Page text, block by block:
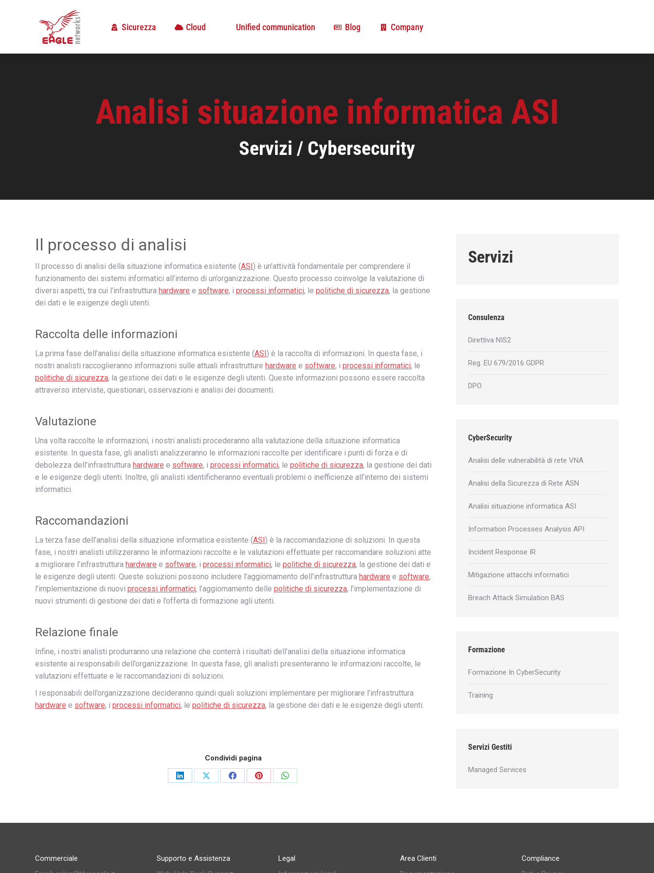
Sicurezza Cloud Unified communication Blog Company
Analisi situazione informatica ASI
Servizi / Cybersecurity
Il processo di analisi
Il processo di analisi della situazione informatica esistente (ASI) è un’attività fondamentale per comprendere il
funzionamento dei sistemi informatici all’interno di un’organizzazione. Questo processo coinvolge la valutazione di
diversi aspetti, tra cui l’infrastruttura hardware e software, i processi informatici, le politiche di sicurezza, la gestione
dei dati e le esigenze degli utenti.
Raccolta delle informazioni
La prima fase dell’analisi della situazione informatica esistente (ASI) è la raccolta di informazioni. In questa fase, i
nostri analisti raccoglieranno informazioni sulle attuali infrastrutture hardware e software, i processi informatici, le
politiche di sicurezza, la gestione dei dati e le esigenze degli utenti. Queste informazioni possono essere raccolta
attraverso interviste, questionari, osservazioni e analisi dei documenti.
Valutazione
Una volta raccolte le informazioni, i nostri analisti procederanno alla valutazione della situazione informatica
esistente. In questa fase, gli analisti analizzeranno le informazioni raccolte per identificare i punti di forza e di
debolezza dell’infrastruttura hardware e software, i processi informatici, le politiche di sicurezza, la gestione dei dati
e le esigenze degli utenti. Inoltre, gli analisti identificheranno eventuali problemi o inefficienze all’interno dei sistemi
informatici.
Raccomandazioni
La terza fase dell’analisi della situazione informatica esistente (ASI) è la raccomandazione di soluzioni. In questa
fase, i nostri analisti utilizzeranno le informazioni raccolte e le valutazioni effettuate per raccomandare soluzioni atte
a migliorare l’infrastruttura hardware e software, i processi informatici, le politiche di sicurezza, la gestione dei dati e
le esigenze degli utenti. Queste soluzioni possono includere l’aggiornamento dell’infrastruttura hardware e software,
l’implementazione di nuovi processi informatici, l’aggiornamento delle politiche di sicurezza, l’implementazione di
nuovi strumenti di gestione dei dati e l’offerta di formazione agli utenti.
Relazione finale
Infine, i nostri analisti produrranno una relazione che conterrà i risultati dell’analisi della situazione informatica
esistente ai responsabili dell’organizzazione. In questa fase, gli analisti presenteranno le informazioni raccolte, le
valutazioni effettuate e le raccomandazioni di soluzioni.
I responsabili dell’organizzazione decideranno quindi quali soluzioni implementare per migliorare l’infrastruttura
hardware e software, i processi informatici, le politiche di sicurezza, la gestione dei dati e le esigenze degli utenti.
Condividi pagina
Servizi
Consulenza
Direttiva NIS2
Reg. EU 679/2016 GDPR
DPO
CyberSecurity
Analisi delle vulnerabilità di rete VNA
Analisi della Sicurezza di Rete ASN
Analisi situazione informatica ASI
Information Processes Analysis API
Incident Response IR
Mitigazione attacchi informatici
Breach Attack Simulation BAS
Formazione
Formazione In CyberSecurity
Training
Servizi Gestiti
Managed Services
Commerciale
Supporto e Assistenza
Legal
Area Clienti
Compliance